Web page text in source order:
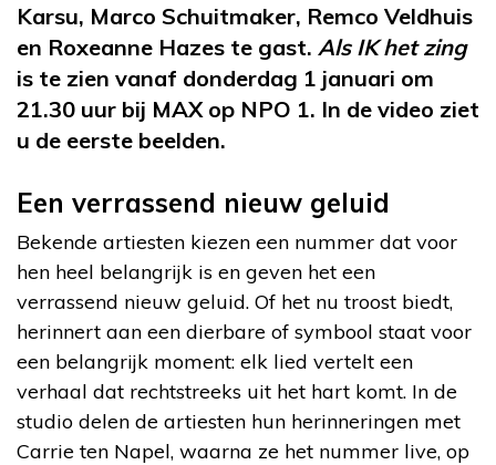
Karsu, Marco Schuitmaker, Remco Veldhuis
en Roxeanne Hazes te gast. Als IK het zing
is te zien vanaf donderdag 1 januari om
21.30 uur bij MAX op NPO 1. In de video ziet
u de eerste beelden.
Een verrassend nieuw geluid
Bekende artiesten kiezen een nummer dat voor
hen heel belangrijk is en geven het een
verrassend nieuw geluid. Of het nu troost biedt,
herinnert aan een dierbare of symbool staat voor
een belangrijk moment: elk lied vertelt een
verhaal dat rechtstreeks uit het hart komt. In de
studio delen de artiesten hun herinneringen met
Carrie ten Napel, waarna ze het nummer live, op